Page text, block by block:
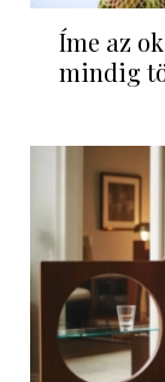
Íme az
mindig